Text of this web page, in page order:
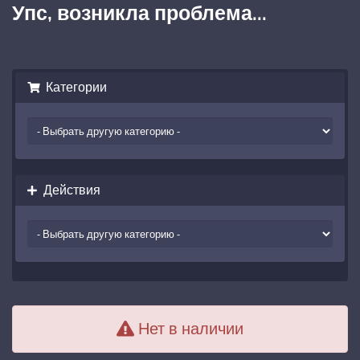
Упс, возникла проблема...
Категории
Действия
Нет в наличии